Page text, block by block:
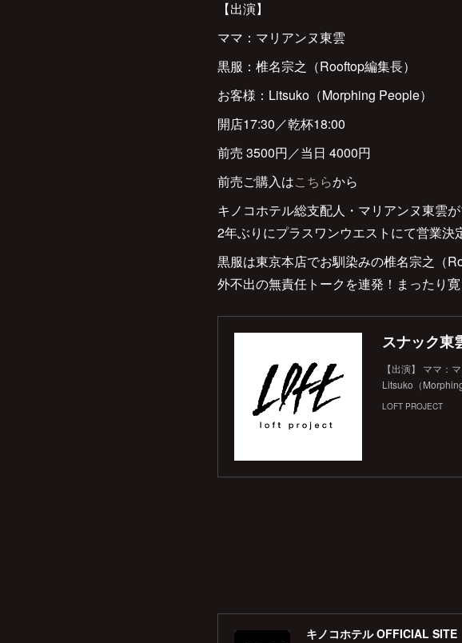
【出演】
ママ：マリアンヌ東雲
黒服：椎名宗之（Rooftop編集長）
お客様：Litsuko（Morphing People）
開店17:30／乾杯18:00
前売 3500円／当日 4000円
前売ご購入はこちらから
キノコホテル総支配人・マリアンヌ東雲
2年ぶりにプラスワンウエストにて営業決
黒服は東京本店でお馴染みの椎名宗之（
外不出の無責任トークを連発！まったり寛
スナック東
【出演】 ママ：
Litsuko（
LOFT PROJECT
キノコホテル OFFICIAL SITE